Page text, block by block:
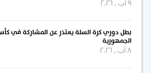
بطل دوري كرة السلة يعتذر عن المشاركة في كأس
الجمهورية